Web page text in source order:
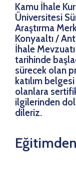
Kamu İhale
Üniversitesi
Araştırma
Konyaaltı /
İhale
tarihinde
sürecek olan
katılım
olanlara
ilgilerinden
dileriz.